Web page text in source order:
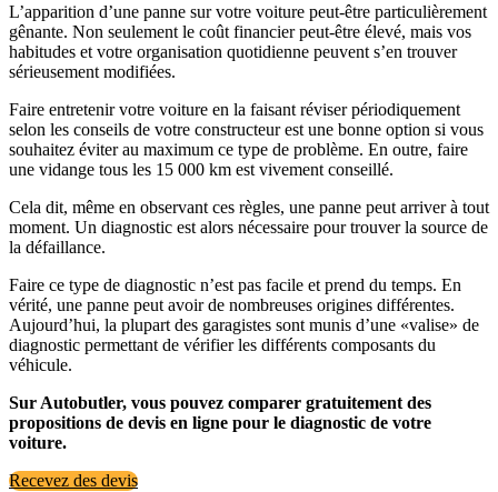
L’apparition d’une panne sur votre voiture peut-être particulièrement
gênante. Non seulement le coût financier peut-être élevé, mais vos
habitudes et votre organisation quotidienne peuvent s’en trouver
sérieusement modifiées.
Faire entretenir votre voiture en la faisant réviser périodiquement
selon les conseils de votre constructeur est une bonne option si vous
souhaitez éviter au maximum ce type de problème. En outre, faire
une vidange tous les 15 000 km est vivement conseillé.
Cela dit, même en observant ces règles, une panne peut arriver à tout
moment. Un diagnostic est alors nécessaire pour trouver la source de
la défaillance.
Faire ce type de diagnostic n’est pas facile et prend du temps. En
vérité, une panne peut avoir de nombreuses origines différentes.
Aujourd’hui, la plupart des garagistes sont munis d’une «valise» de
diagnostic permettant de vérifier les différents composants du
véhicule.
Sur Autobutler, vous pouvez comparer gratuitement des
propositions de devis en ligne pour le diagnostic de votre
voiture.
Recevez des devis